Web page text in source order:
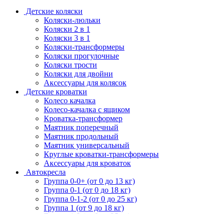
Детские коляски
Коляски-люльки
Коляски 2 в 1
Коляски 3 в 1
Коляски-трансформеры
Коляски прогулочные
Коляски трости
Коляски для двойни
Аксессуары для колясок
Детские кроватки
Колесо качалка
Колесо-качалка с ящиком
Кроватка-трансформер
Маятник поперечный
Маятник продольный
Маятник универсальный
Круглые кроватки-трансформеры
Аксессуары для кроваток
Автокресла
Группа 0-0+ (от 0 до 13 кг)
Группа 0-1 (от 0 до 18 кг)
Группа 0-1-2 (от 0 до 25 кг)
Группа 1 (от 9 до 18 кг)